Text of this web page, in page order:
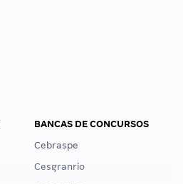
BANCAS DE CONCURSOS
Cebraspe
Cesgranrio